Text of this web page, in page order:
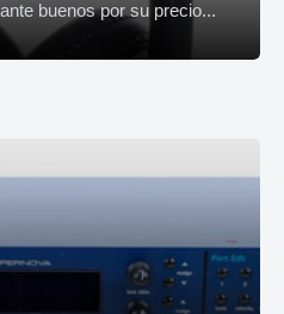
buenos por su precio...